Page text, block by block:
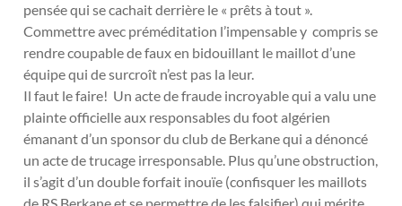
pensée qui se cachait derrière le « prêts à tout ».
Commettre avec préméditation l’impensable y compris se
rendre coupable de faux en bidouillant le maillot d’une
équipe qui de surcroît n’est pas la leur.
Il faut le faire! Un acte de fraude incroyable qui a valu une
plainte officielle aux responsables du foot algérien
émanant d’un sponsor du club de Berkane qui a dénoncé
un acte de trucage irresponsable. Plus qu’une obstruction,
il s’agit d’un double forfait inouïe (confisquer les maillots